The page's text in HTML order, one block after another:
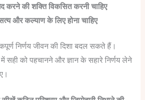
की शक्ति विकसित करनी चाहिए
और कल्याण के लिए होना चाहिए
निर्णय जीवन की दिशा बदल सकते हैं।
सही को पहचानने और ज्ञान के सहारे निर्णय लेने